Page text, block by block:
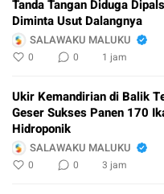
Tanda Tangan Diduga
Diminta Usut Dalangnya
SALAWAKU MALUKU
0 0 1 jam
Ukir Kemandirian di Balik
Geser Sukses Panen 170
Hidroponik
SALAWAKU MALUKU
0 0 3 jam